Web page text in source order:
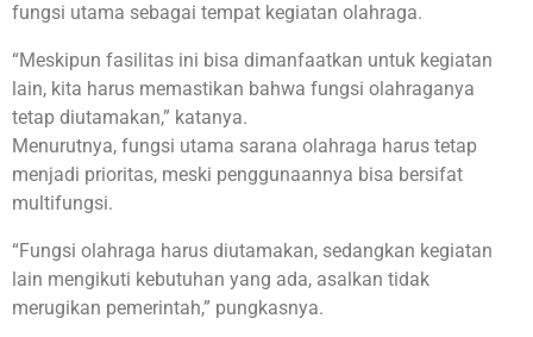
fungsi utama sebagai tempat kegiatan olahraga.
“Meskipun fasilitas ini bisa dimanfaatkan untuk kegiatan
lain, kita harus memastikan bahwa fungsi olahraganya
tetap diutamakan,” katanya.
Menurutnya, fungsi utama sarana olahraga harus tetap
menjadi prioritas, meski penggunaannya bisa bersifat
multifungsi.
“Fungsi olahraga harus diutamakan, sedangkan kegiatan
lain mengikuti kebutuhan yang ada, asalkan tidak
merugikan pemerintah,” pungkasnya.